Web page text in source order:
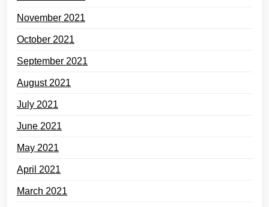
November 2021
October 2021
September 2021
August 2021
July 2021
June 2021
May 2021
April 2021
March 2021